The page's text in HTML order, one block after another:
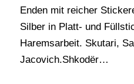
Enden mit reicher
Silber in Platt- und
Haremsarbeit. Skutari,
Jacovich.Shkodër…